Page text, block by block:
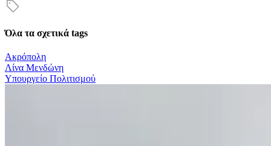
Όλα τα σχετικά tags
Ακρόπολη
Λίνα Μενδώνη
Υπουργείο Πολιτισμού